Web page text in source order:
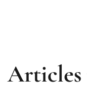
Articles